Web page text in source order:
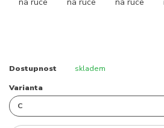
Dostupnost skladem
Varianta